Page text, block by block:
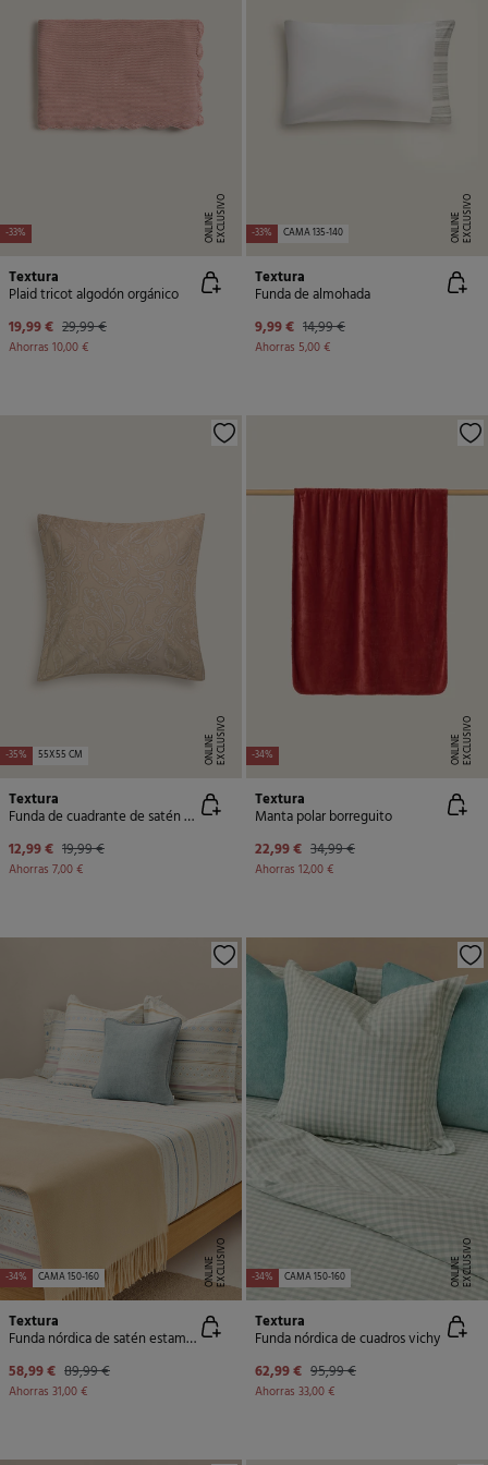
-33% E
X
C
L
U
SI
V
O
O
N
LI
N
E
Textura
Plaid tricot algodón orgánico
19,99 € 29,99 €
Ahorras 10,00 €
-33% CAMA 135-140 E
X
C
L
U
SI
V
O
O
N
LI
N
E
Textura
Funda de almohada
9,99 € 14,99 €
Ahorras 5,00 €
-35% 55X55 CM E
X
C
L
U
SI
V
O
O
N
LI
N
E
Textura
Funda de cuadrante de satén estampada
12,99 € 19,99 €
Ahorras 7,00 €
-34% E
X
C
L
U
SI
V
O
O
N
LI
N
E
Textura
Manta polar borreguito
22,99 € 34,99 €
Ahorras 12,00 €
-34% CAMA 150-160 E
X
C
L
U
SI
V
O
O
N
LI
N
E
Textura
Funda nórdica de satén estampada
58,99 € 89,99 €
Ahorras 31,00 €
-34% CAMA 150-160 E
X
C
L
U
SI
V
O
O
N
LI
N
E
Textura
Funda nórdica de cuadros vichy
62,99 € 95,99 €
Ahorras 33,00 €